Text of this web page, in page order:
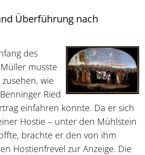
Überführung nach
des
musste
wie
Ried
einfahren konnte. Da er sich
Hostie – unter den Mühlstein
brachte er den von ihm
Hostienfrevel zur Anzeige. Die